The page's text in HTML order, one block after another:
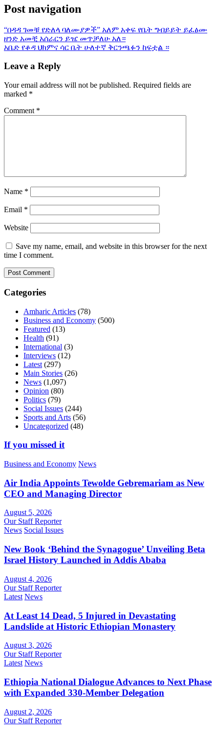
Post navigation
“በዳዳ ገመቹ የድለላ ባለሙያዎች” አለም አቀፍ የቤት ግብይይት ይፈፅሙ
ዘንድ አመቺ አሰራርን ይዤ መጥቻለሁ አለ።
አቤድ የቆዳ ህክምና ሳር ቤት ሁለተኛ ቅርንጫፉን ከፍቷል ።
Leave a Reply
Your email address will not be published. Required fields are
marked *
Comment *
Name *
Email *
Website
Save my name, email, and website in this browser for the next
time I comment.
Categories
Amharic Articles (78)
Business and Economy (500)
Featured (13)
Health (91)
International (3)
Interviews (12)
Latest (297)
Main Stories (26)
News (1,097)
Opinion (80)
Politics (79)
Social Issues (244)
Sports and Arts (56)
Uncategorized (48)
If you missed it
Business and Economy News
Air India Appoints Tewolde Gebremariam as New
CEO and Managing Director
August 5, 2026
Our Staff Reporter
News Social Issues
New Book ‘Behind the Synagogue’ Unveiling Beta
Israel History Launched in Addis Ababa
August 4, 2026
Our Staff Reporter
Latest News
At Least 14 Dead, 5 Injured in Devastating
Landslide at Historic Ethiopian Monastery
August 3, 2026
Our Staff Reporter
Latest News
Ethiopia National Dialogue Advances to Next Phase
with Expanded 330-Member Delegation
August 2, 2026
Our Staff Reporter